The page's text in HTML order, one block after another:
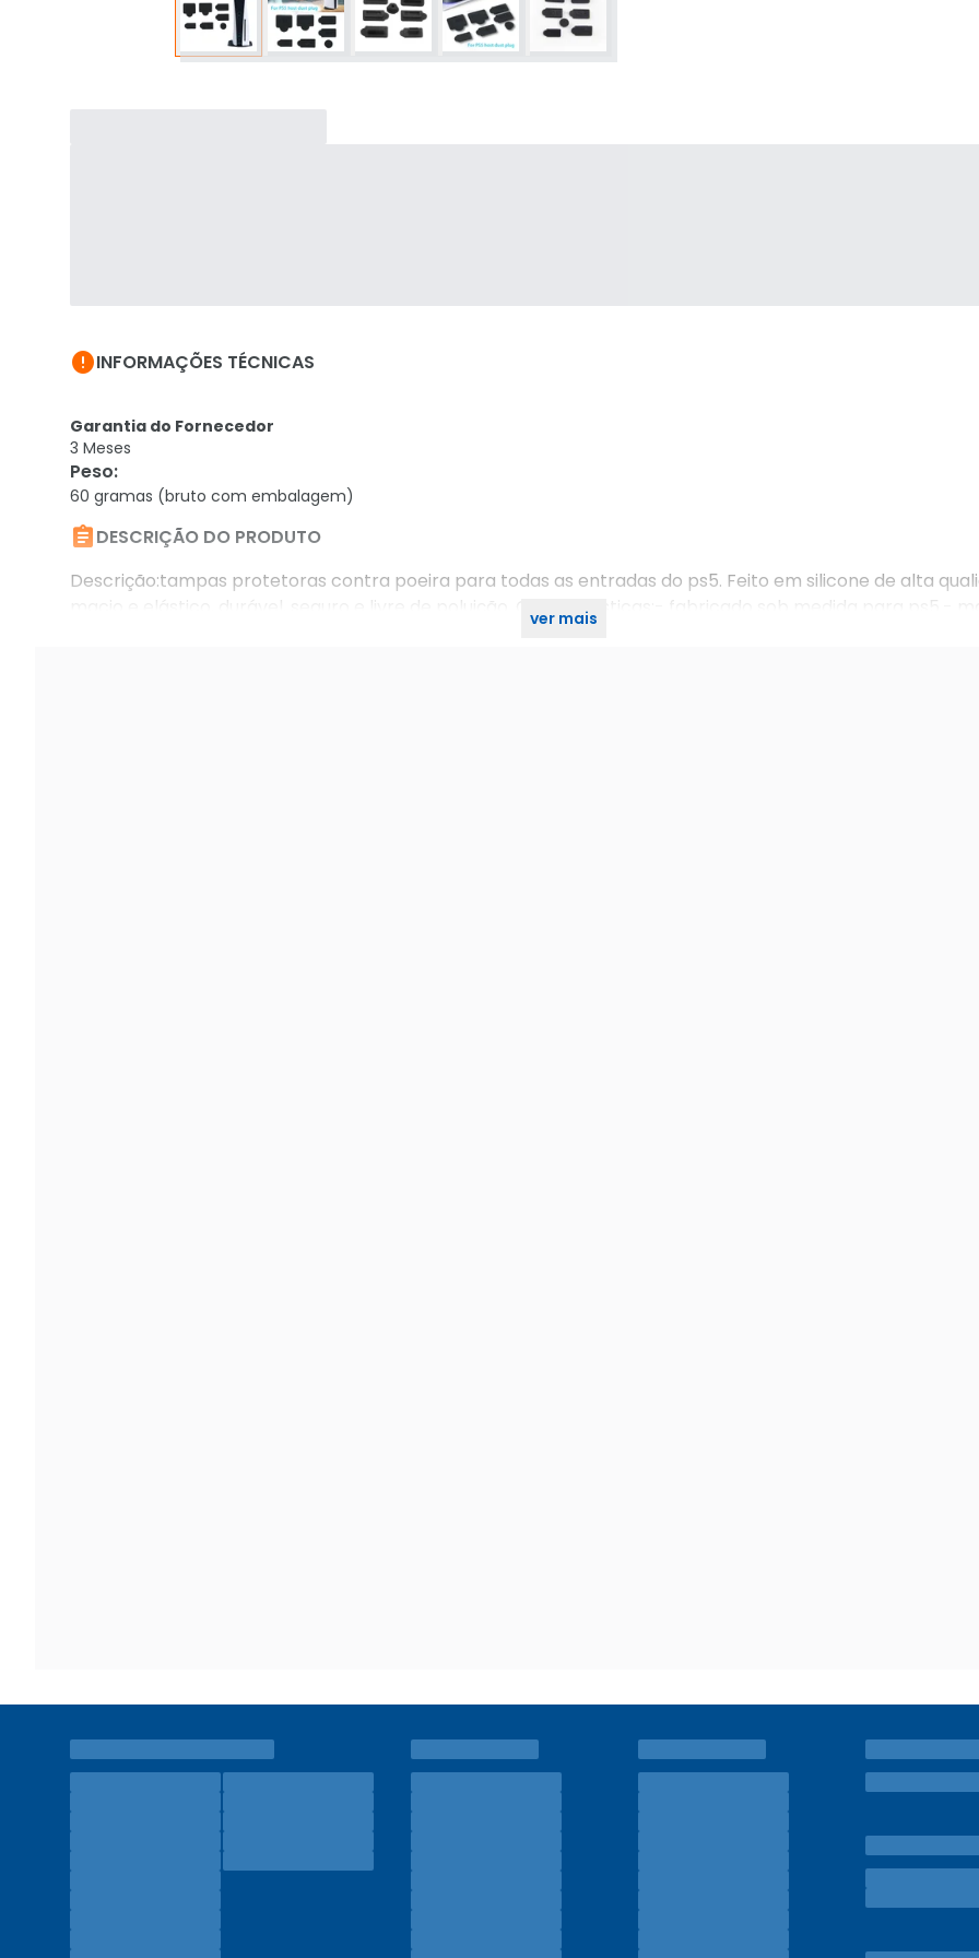
INFORMAÇÕES TÉCNICAS
Garantia do Fornecedor
3 Meses
Peso:
60 gramas (bruto com embalagem)
DESCRIÇÃO DO PRODUTO
Descrição:tampas protetoras contra poeira para todas as entradas do ps5. Feito em silicone de alta
macio e elástico, durável, seguro e livre de poluição. Características:- fabricado sob medida para ps5.-
ver mais